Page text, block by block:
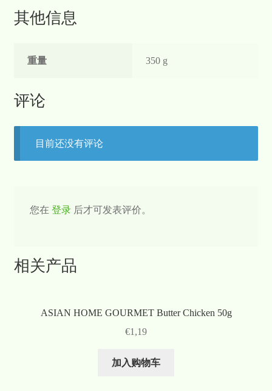
其他信息
重量 350 g
评论
目前还没有评论
您在 登录后才可发表评价。
相关产品
ASIAN HOME GOURMET Butter Chicken 50g
€1,19
加入购物车